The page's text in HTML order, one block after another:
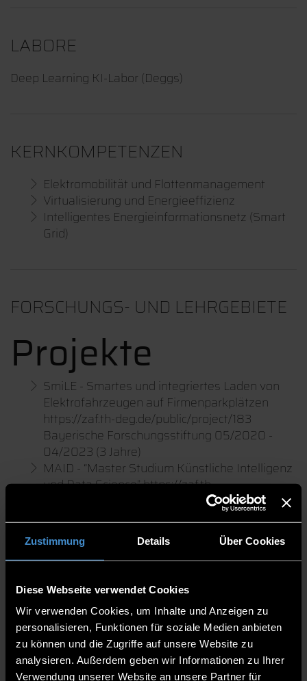
Zustimmung Details Über Cookies
Diese Webseite verwendet Cookies
Wir verwenden Cookies, um Inhalte und Anzeigen zu
personalisieren, Funktionen für soziale Medien anbieten
zu können und die Zugriffe auf unsere Website zu
analysieren. Außerdem geben wir Informationen zu Ihrer
Verwendung unserer Website an unsere Partner für
LABORE
Deep Learning KI-Labor (Deggs)
KERNKOMPETENZEN
Elektromobilität und Flottenmanagement
Virtualisierung und Energieeffizienz
Intelligentes Energieinformationsnetz (Smart
Grid)
FORSCHUNGS- UND LEHRGEBIETE
Projekte
SmiLE - Smartes und integriertes Laden von
Elektrofahrzeugen auf Firmenparkplätzen
https://zaf.th-deg.de/public/project/183
Bayerische Forschungsstiftung 05/2020 -
04/2023 (3 Jahre)
MAID - “Master Studium Künstliche Intelligenz
und Data Science” https://zaf.th-
deg.de/public/project/114 EU, INTERREG
03/2019 - 12/2022 (3,75 Jahre)
CITRAM - “Citizen Science for Traffic
Management” https://zaf.th-
deg.de/public/project/101 BMVI - mFund
09/2018 - 11.2020 (2 Jahre)
SMART-vhb - “Java Programmierung” Virtuelle
Hochschule Bayern https://smart.vhb.org
09/2019 - 10/2022 (3 Jahre)
Smart Grid - “Smart Grid-Technologien für
ländliche Gebiete und KMUs”